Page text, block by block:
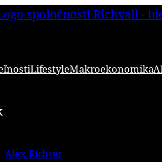
LifestyleMakroekonomika
Alex Richter